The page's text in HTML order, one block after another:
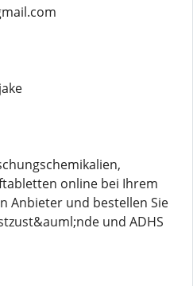
online bei Ihrem
Anbieter und bestellen Sie
und ADHS